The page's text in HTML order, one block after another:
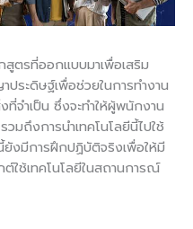
สูตรที่ออกแบบมาเพื่อเสริม
ระดิษฐ์เพื่อช่วยในการทำงาน
จำเป็น ซึ่งจะทำให้ผู้พนักงาน
มถึงการนำเทคโนโลยีนี้ไปใช้
ยังมีการฝึกปฏิบัติจริงเพื่อให้มี
ต์ใช้เทคโนโลยีในสถานการณ์